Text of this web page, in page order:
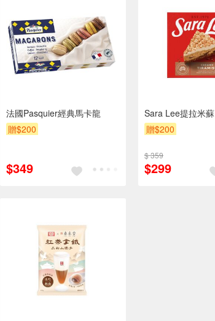
法國Pasquier經典馬卡龍
贈$200
$349
Sara Lee提拉米蘇
贈$200
$ 359
$299